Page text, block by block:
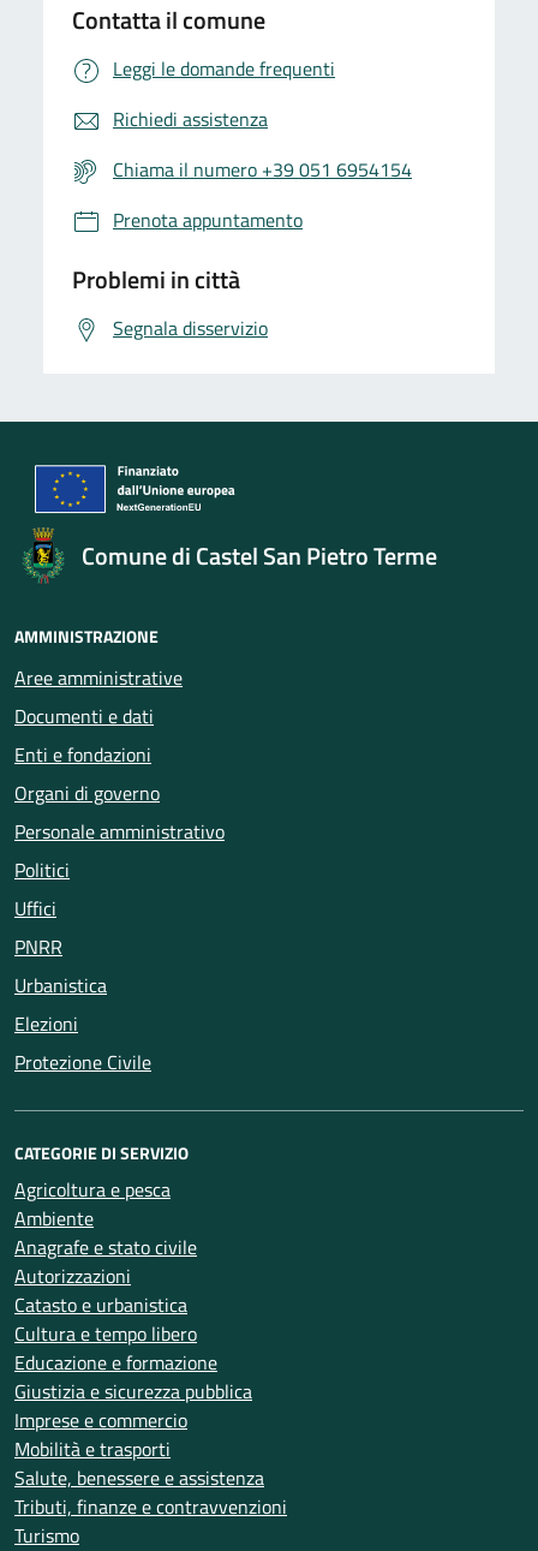
Contatta il comune
Leggi le domande frequenti
Richiedi assistenza
Chiama il numero +39 051 6954154
Prenota appuntamento
Problemi in città
Segnala disservizio
Comune di Castel San Pietro Terme
AMMINISTRAZIONE
Aree amministrative
Documenti e dati
Enti e fondazioni
Organi di governo
Personale amministrativo
Politici
Uffici
PNRR
Urbanistica
Elezioni
Protezione Civile
CATEGORIE DI SERVIZIO
Agricoltura e pesca
Ambiente
Anagrafe e stato civile
Autorizzazioni
Catasto e urbanistica
Cultura e tempo libero
Educazione e formazione
Giustizia e sicurezza pubblica
Imprese e commercio
Mobilità e trasporti
Salute, benessere e assistenza
Tributi, finanze e contravvenzioni
Turismo